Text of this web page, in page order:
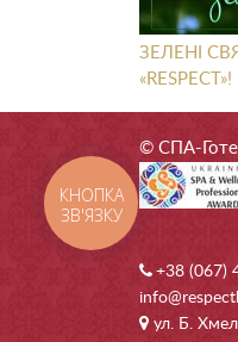
ЗЕЛЕНІ
«RESPECT»!
© СПА-
+38 (067)
ул. Б.
КНОПКА
ЗВ'ЯЗКУ